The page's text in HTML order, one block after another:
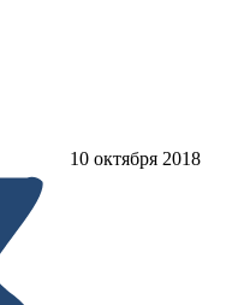
10 октября 2018